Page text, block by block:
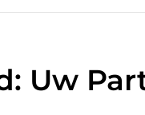
Uw